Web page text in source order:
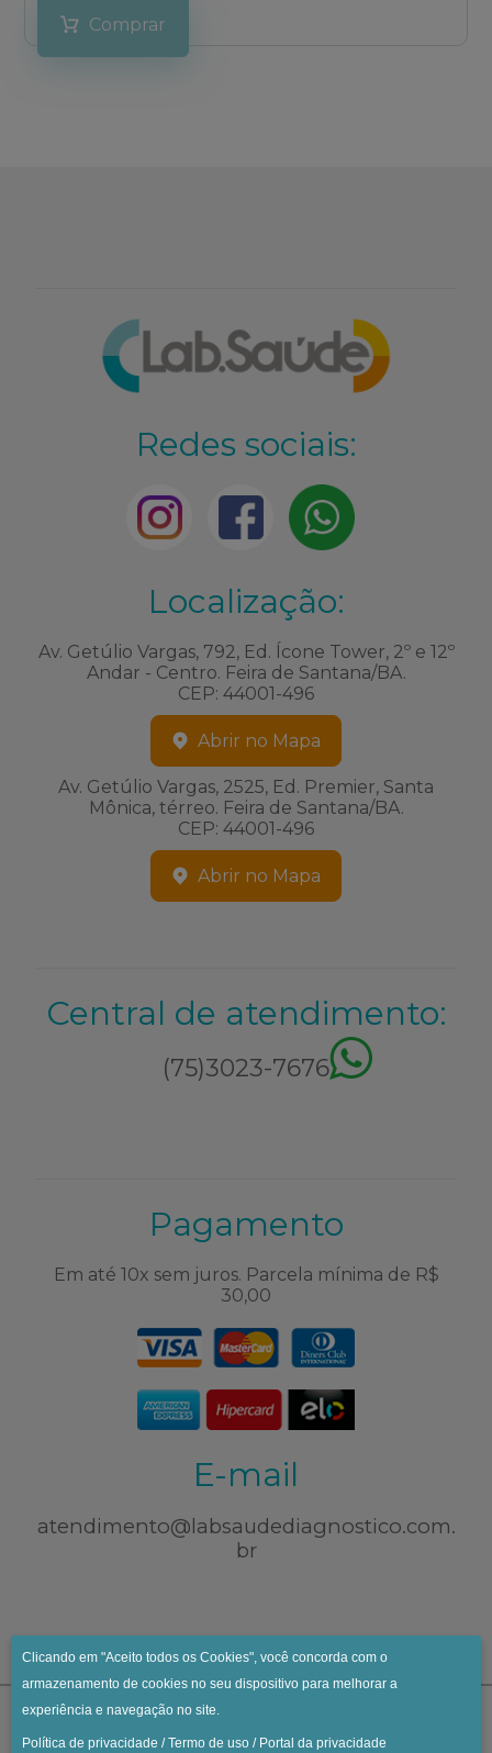
Comprar
Redes sociais:
Localização:
Av. Getúlio Vargas, 792, Ed. Ícone Tower, 2º e 12º
Andar - Centro. Feira de Santana/BA.
CEP: 44001-496
Abrir no Mapa
Av. Getúlio Vargas, 2525, Ed. Premier, Santa
Mônica, térreo. Feira de Santana/BA.
CEP: 44001-496
Abrir no Mapa
Central de atendimento:
(75)3023-7676
Pagamento
Em até 10x sem juros. Parcela mínima de R$
30,00
E-mail
atendimento@labsaudediagnostico.com.
br
Clicando em "Aceito todos os Cookies", você concorda com o
armazenamento de cookies no seu dispositivo para melhorar a
experiência e navegação no site.
Política de privacidade /Termo de uso / Portal da privacidade